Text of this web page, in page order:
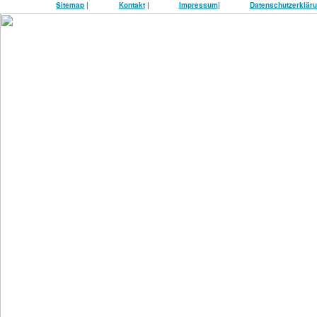
Sitemap | Kontakt| Impressum|